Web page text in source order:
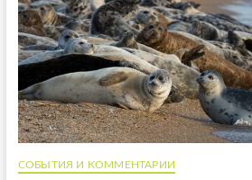
СОБЫТИЯ И КОММЕНТАРИИ